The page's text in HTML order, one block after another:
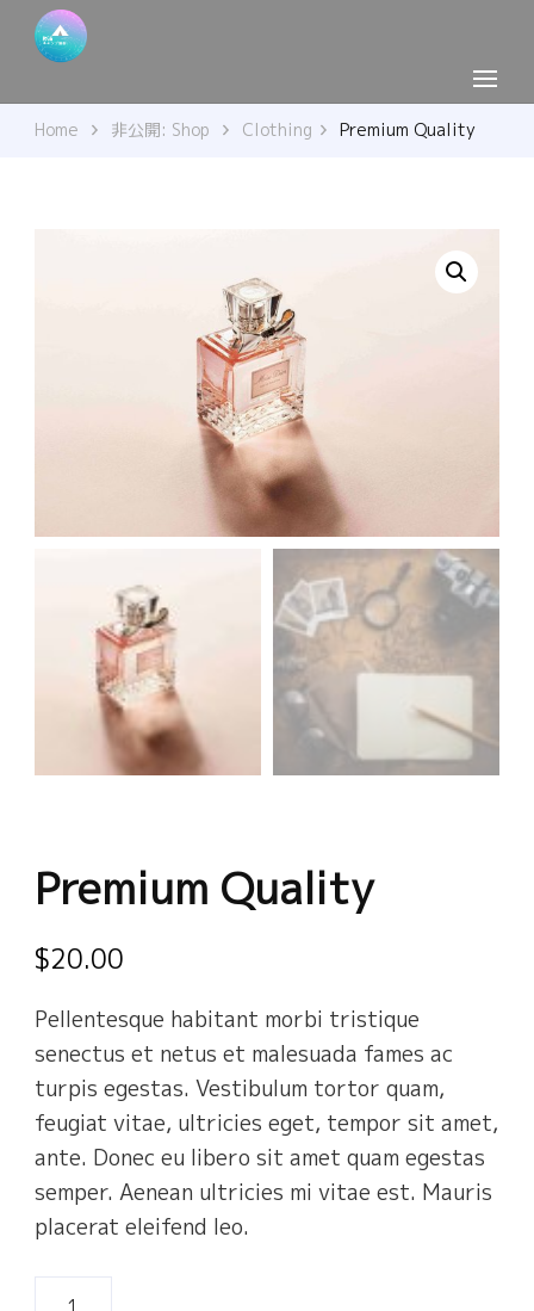
Home 非公開: Shop Clothing Premium Quality
Premium Quality
$20.00
Pellentesque habitant morbi tristique
senectus et netus et malesuada fames ac
turpis egestas. Vestibulum tortor quam,
feugiat vitae, ultricies eget, tempor sit amet,
ante. Donec eu libero sit amet quam egestas
semper. Aenean ultricies mi vitae est. Mauris
placerat eleifend leo.